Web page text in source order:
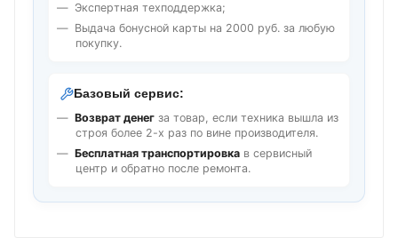
Экспертная техподдержка;
Выдача бонусной карты на 2000 руб. за любую
покупку.
Базовый сервис:
Возврат денег за товар, если техника вышла из
строя более 2-х раз по вине производителя.
Бесплатная транспортировка в сервисный
центр и обратно после ремонта.